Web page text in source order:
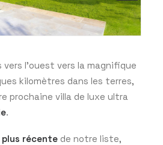
vers l’ouest vers la magnifique
kilomètres dans les terres,
prochaine villa de luxe ultra
.
plus récente de notre liste,